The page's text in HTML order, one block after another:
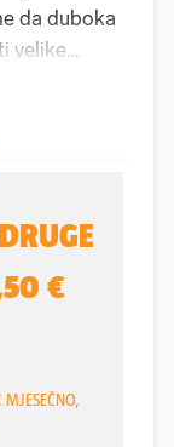
da duboka
velike
je ova bolest
oko 2000
Rašić
bori s